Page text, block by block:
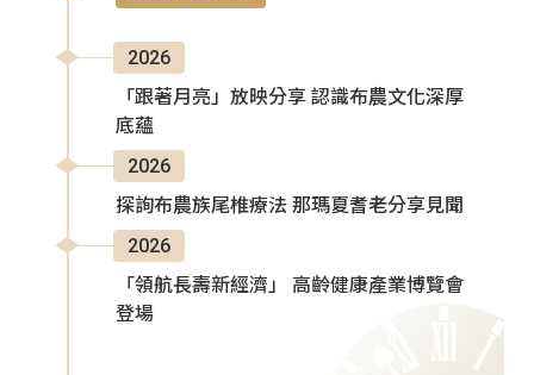
2026
「跟著月亮」放映分享 認識布農文化深厚
底蘊
2026
探詢布農族尾椎療法 那瑪夏耆老分享見聞
2026
「領航長壽新經濟」 高齡健康產業博覽會
登場